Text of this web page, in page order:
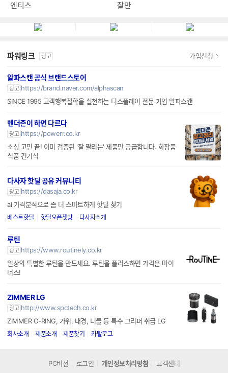
엔티스
잘만
파워링크 광고 가입신청
알파스캔 공식 브랜드스토어
광고 https://brand.naver.com/alphascan
SINCE 1995 고객행복철학을 실천하는 디스플레이 전문 기업 알파스캔
벤더존이 하면 다르다
광고 https://powerr.co.kr
소싱 고민 끝! 이미 검증된 '잘 팔리는' 제품만 공급합니다. 화장품
식품 건기식
다사자 핫딜 공유 커뮤니티
광고 https://dasaja.co.kr
ai 가격분석으로 좀 더 스마트하게 핫딜 찾기
베스트핫딜 핫딜오픈챗방 다사자소개
루틴
광고 https://www.routinely.co.kr
일상의 특별한 루틴을 만드세요. 루틴을 플러스하면 가격은 마이
너스!
ZIMMER LG
광고 http://www.spctech.co.kr
ZIMMER O-RING, 가위, 내경, 니들 등 특수 그리퍼 취급 LG
회사소개 제품소개 제품찾기 카탈로그
PC버전 로그인 개인정보처리방침 고객센터